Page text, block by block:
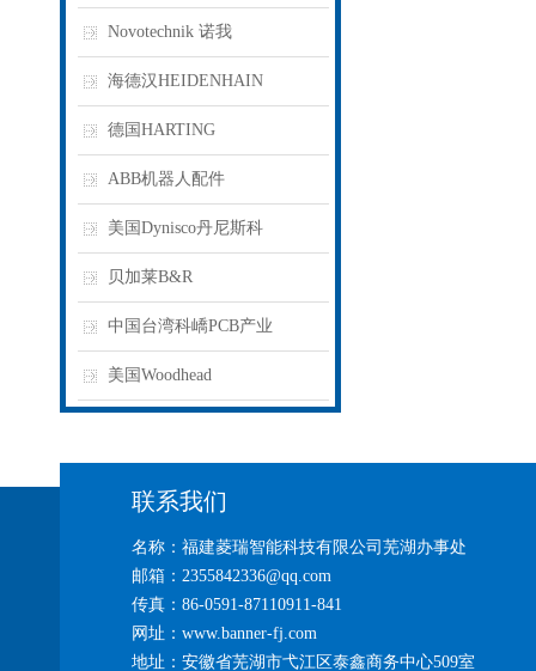
Novotechnik 诺我
海德汉HEIDENHAIN
德国HARTING
ABB机器人配件
美国Dynisco丹尼斯科
贝加莱B&R
中国台湾科嶠PCB产业
美国Woodhead
联系我们
名称：福建菱瑞智能科技有限公司芜湖办事处
邮箱：2355842336@qq.com
传真：86-0591-87110911-841
网址：www.banner-fj.com
地址：安徽省芜湖市弋江区泰鑫商务中心509室